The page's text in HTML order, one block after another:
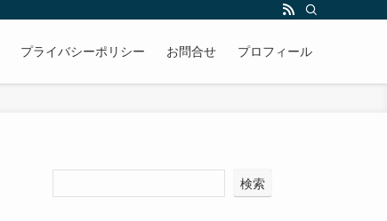
プライバシーポリシー お問合せ プロフィール
検索